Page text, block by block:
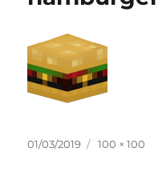
Geplaatst
01/03/2019
Volledige
100 × 100